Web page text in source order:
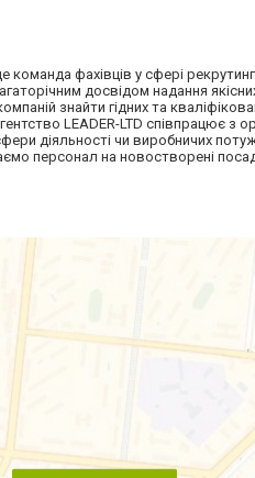
фахівців у сфері
досвідом надання
знайти гідних та
LEADER-LTD співпрацює з
діяльності чи виробничих
персонал на новостворені